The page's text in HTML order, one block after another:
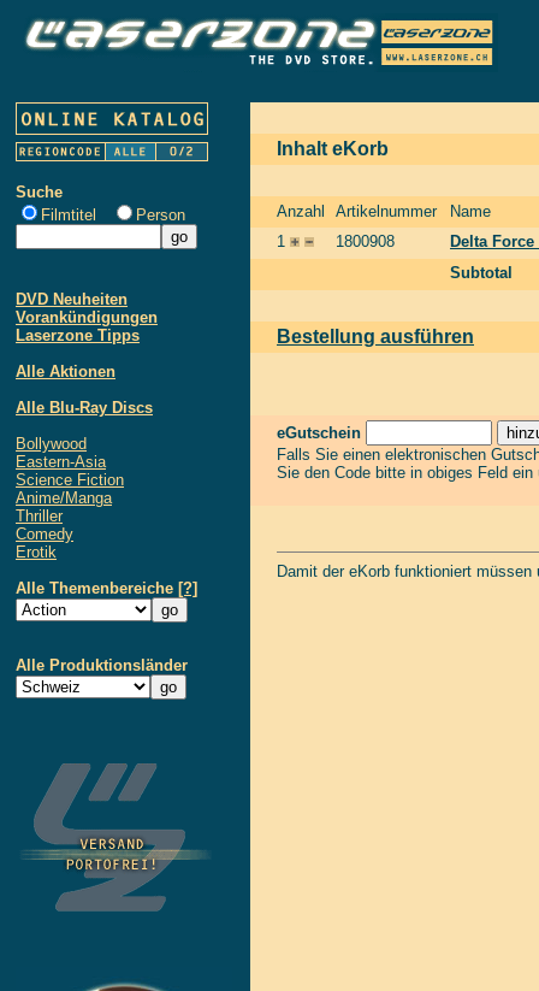
Suche
Filmtitel
Person
DVD Neuheiten
Vorankündigungen
Laserzone Tipps
Alle Aktionen
Alle Blu-Ray Discs
Bollywood
Eastern-Asia
Science Fiction
Anime/Manga
Thriller
Comedy
Erotik
Alle Themenbereiche [?]
Alle Produktionsländer
Inhalt eKorb
Anzahl Artikelnummer
Name
1
1800908
Delta
Subtotal
Bestellung ausführen
eGutschein
Falls Sie einen elektronischen
Sie den Code bitte in obiges Feld
Damit der eKorb funktioniert